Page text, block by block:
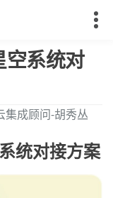
系统对
集成顾问-胡秀丛
统对接方案